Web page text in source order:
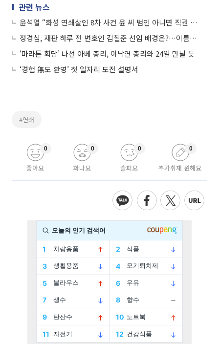
관련 뉴스
윤석열 “화성 연쇄살인 8차 사건 윤 씨 범인 아니면 직권 재심 청구”
정경심, 재판 하루 전 변호인 김칠준 선임 배경은?…이름난 '인권 변호사'
‘마라톤 회담’ 나선 아베 총리, 이낙연 총리와 24일 만날 듯
‘경험 無도 환영’ 첫 일자리 도전 설명서
#연쇄
좋아요
0
화나요
0
슬퍼요
0
추가취재 원해요
0